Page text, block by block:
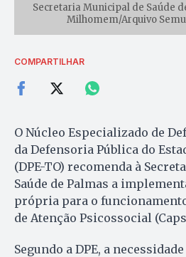
Secretaria Municipal de Saúde
Milhomem/Arquivo
COMPARTILHAR
O Núcleo Especializado de
da Defensoria Pública do
(DPE-TO) recomenda à
Saúde de Palmas a
própria para o
de Atenção Psicossocial
Segundo a DPE, a